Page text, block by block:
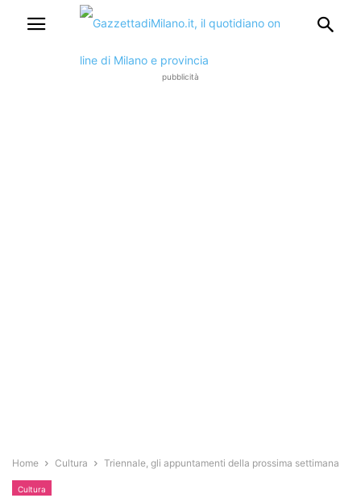
pubblicità
Home Cultura Triennale, gli appuntamenti della prossima settimana
Cultura